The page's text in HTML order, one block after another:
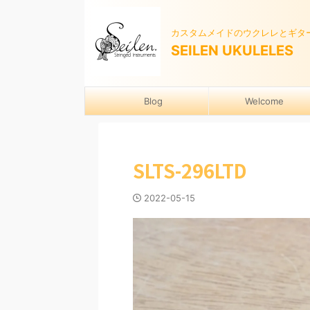
カスタムメイドのウクレレとギタ
SEILEN UKULELES
Blog Welcome
SLTS-296LTD
2022-05-15